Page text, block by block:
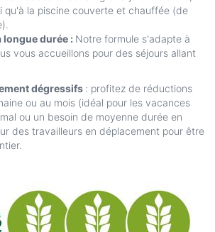
qu'à la piscine couverte et chauffée (de
longue durée : Notre formule s'adapte à
vous accueillons pour des séjours allant
dégressifs : profitez de réductions
ou au mois (idéal pour les vacances
ou un besoin de moyenne durée en
des travailleurs en déplacement pour être